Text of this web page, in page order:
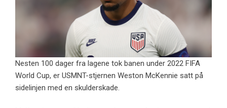
Nesten 100 dager fra lagene tok banen under 2022 FIFA
World Cup, er USMNT-stjernen Weston McKennie satt på
sidelinjen med en skulderskade.